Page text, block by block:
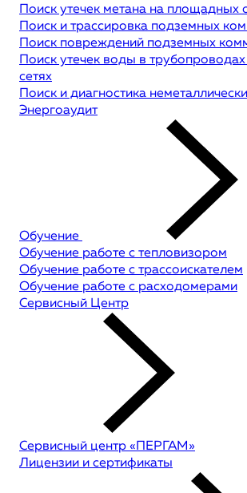
Поиск утечек метана на площадных
Поиск и трассировка подземных
Поиск повреждений подземных
Поиск утечек воды в
сетях
Поиск и диагностика
Энергоаудит
Обучение
Обучение работе с тепловизором
Обучение работе с трассоискателем
Обучение работе с расходомерами
Сервисный Центр
Сервисный центр «ПЕРГАМ»
Лицензии и сертификаты